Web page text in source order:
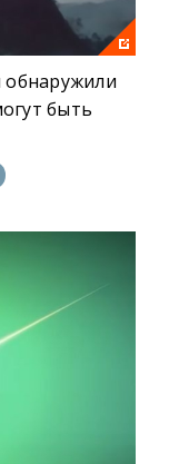
обнаружили
быть